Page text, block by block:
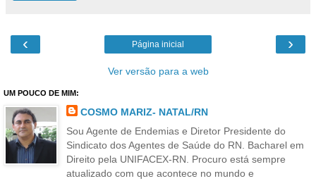
‹ ›
Página inicial
Ver versão para a web
UM POUCO DE MIM:
COSMO MARIZ- NATAL/RN
Sou Agente de Endemias e Diretor Presidente do
Sindicato dos Agentes de Saúde do RN. Bacharel em
Direito pela UNIFACEX-RN. Procuro está sempre
atualizado com que acontece no mundo e